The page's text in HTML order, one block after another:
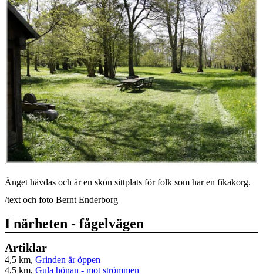
Änget hävdas och är en skön sittplats för folk som har en fikakorg.
/text och foto Bernt Enderborg
I närheten - fågelvägen
Artiklar
4,5 km, Grinden är öppen
4,5 km, Gula hönan - mot strömmen